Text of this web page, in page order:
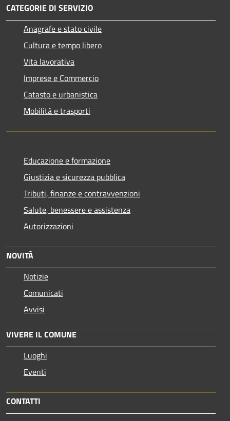
CATEGORIE DI SERVIZIO
Anagrafe e stato civile
Cultura e tempo libero
Vita lavorativa
Imprese e Commercio
Catasto e urbanistica
Mobilità e trasporti
Educazione e formazione
Giustizia e sicurezza pubblica
Tributi, finanze e contravvenzioni
Salute, benessere e assistenza
Autorizzazioni
NOVITÀ
Notizie
Comunicati
Avvisi
VIVERE IL COMUNE
Luoghi
Eventi
CONTATTI